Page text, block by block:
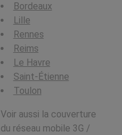
Bordeaux
Lille
Rennes
Reims
Le Havre
Saint-Étienne
Toulon
Voir aussi la couverture
du réseau mobile 3G /